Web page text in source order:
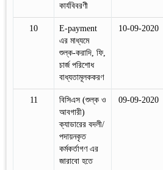
কার্যবিবরণী
10
E-payment
এর মাধ্যমে
শুল্ক-করাদি, ফি,
চার্জ পরিশোধ
বাধ্যতামূলককরণ
10-09-2020
11
বিসিএস (শুল্ক ও
আবগারী)
ক্যাডারের বদলী/
পদায়নকৃত
কর্মকর্তাগণ এর
জারাবো হতে
09-09-2020